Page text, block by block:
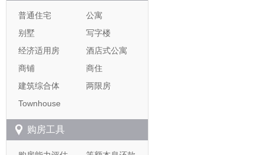
普通住宅
公寓
别墅
写字楼
经济适用房
酒店式公寓
商铺
商住
建筑综合体
两限房
Townhouse
购房工具